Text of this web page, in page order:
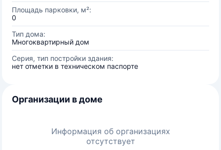
Площадь парковки, м²:
0
Тип дома:
Многоквартирный дом
Серия, тип постройки здания:
нет отметки в техническом паспорте
Организации в доме
Информация об организациях
отсутствует